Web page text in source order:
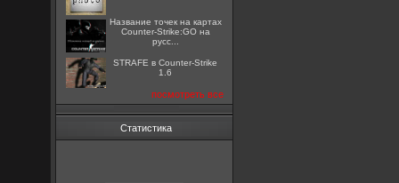
Название точек на картах
Counter-Strike:GO на
русс...
STRAFE в Counter-Strike
1.6
посмотреть все
Статистика